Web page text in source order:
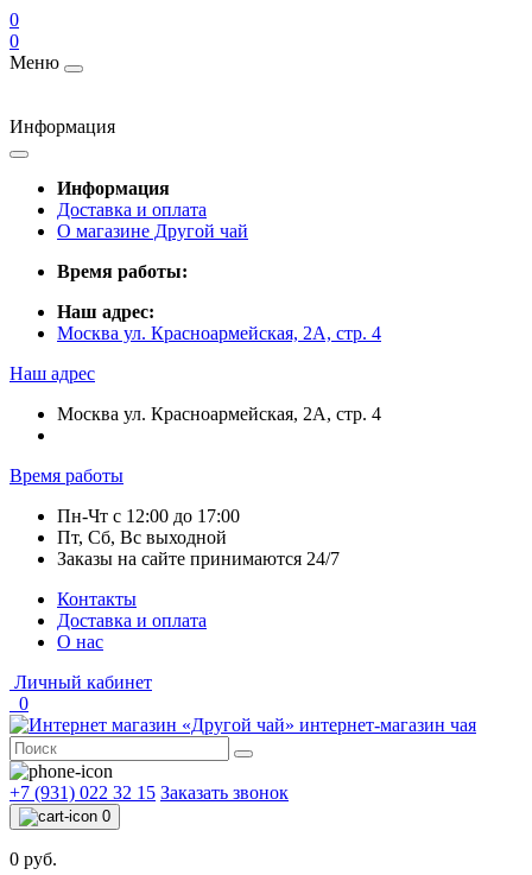
0
0
Меню
Информация
Информация
Доставка и оплата
О магазине Другой чай
Время работы:
Наш адрес:
Москва ул. Красноармейская, 2А, стр. 4
Наш адрес
Москва ул. Красноармейская, 2А, стр. 4
Время работы
Пн-Чт c 12:00 до 17:00
Пт, Сб, Вс выходной
Заказы на сайте принимаются 24/7
Контакты
Доставка и оплата
О нас
Личный кабинет
0
интернет-магазин чая
+7 (931) 022 32 15 Заказать звонок
0
0 руб.